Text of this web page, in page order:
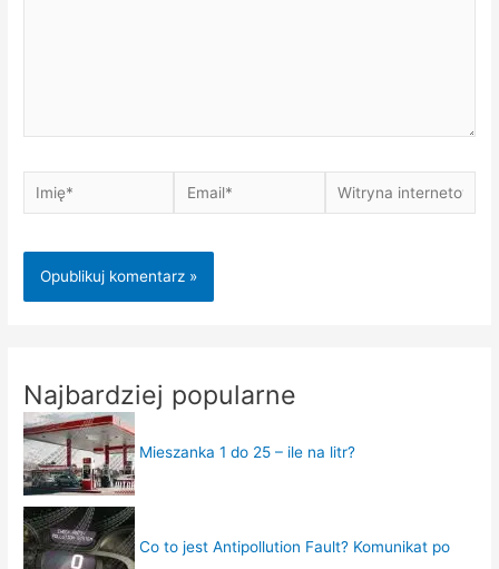
Imię* Email*
Witryna
internetowa
Najbardziej popularne
Mieszanka 1 do 25 – ile na litr?
Co to jest Antipollution Fault? Komunikat po